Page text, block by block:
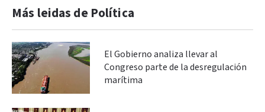
Más leidas de Política
El Gobierno analiza llevar al
Congreso parte de la desregulación
marítima